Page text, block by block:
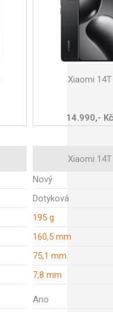
Xiaomi 14T
14.990,- Kč
Xiaomi 14T
Nový
Dotyková
195 g
160,5 mm
75,1 mm
7,8 mm
Ano